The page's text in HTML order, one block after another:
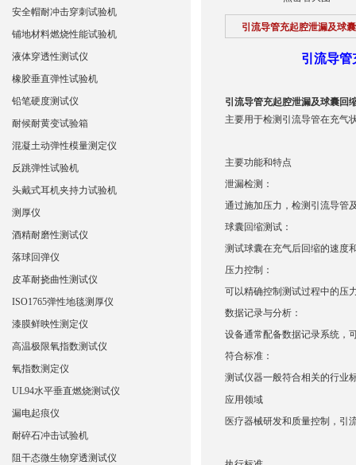
引流导管充起腔泄漏及球
引流导管
引流导管充起腔泄漏及球囊回
主要用于检测引流导管在充气
主要功能和特点
泄漏检测：
通过施加压力，检测引流导管
球囊回缩测试：
测试球囊在充气后回缩的速度
压力控制：
可以精确控制测试过程中的压
数据记录与分析：
设备通常配备数据记录系统，
符合标准：
测试仪器一般符合相关的行业
应用领域
医疗器械研发和质量控制 ， 引
安全帽耐冲击穿刺试验机
铺地材料燃烧性能试验机
液体穿透性测试仪
橡胶垂直弹性试验机
铅笔硬度测试仪
耐候耐黄变试验箱
混凝土动弹性模量测定仪
反跳弹性试验机
头戴式耳机夹持力试验机
测厚仪
酒精耐磨性测试仪
落球回弹仪
皮革耐挠曲性测试仪
ISO1765弹性地毯测厚仪
漆膜鲜映性测定仪
高温极限氧指数测试仪
氧指数测定仪
UL94水平垂直燃烧测试仪
漏电起痕仪
耐碎石冲击试验机
阻干态微生物穿透测试仪